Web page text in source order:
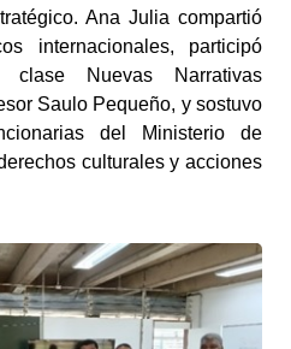
. Ana Julia compartió
internacionales, participó
Nuevas Narrativas
Saulo Pequeño, y sostuvo
del Ministerio de
culturales y acciones